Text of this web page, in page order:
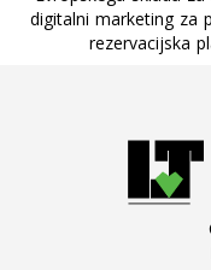
digitalni marketing za
rezervacijska